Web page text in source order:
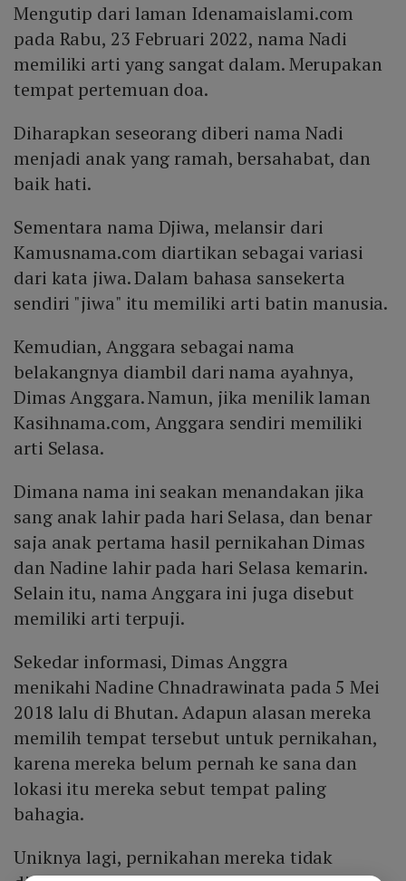
Mengutip dari laman Idenamaislami.com
pada Rabu, 23 Februari 2022, nama Nadi
memiliki arti yang sangat dalam. Merupakan
tempat pertemuan doa.
Diharapkan seseorang diberi nama Nadi
menjadi anak yang ramah, bersahabat, dan
baik hati.
Sementara nama Djiwa, melansir dari
Kamusnama.com diartikan sebagai variasi
dari kata jiwa. Dalam bahasa sansekerta
sendiri "jiwa" itu memiliki arti batin manusia.
Kemudian, Anggara sebagai nama
belakangnya diambil dari nama ayahnya,
Dimas Anggara. Namun, jika menilik laman
Kasihnama.com, Anggara sendiri memiliki
arti Selasa.
Dimana nama ini seakan menandakan jika
sang anak lahir pada hari Selasa, dan benar
saja anak pertama hasil pernikahan Dimas
dan Nadine lahir pada hari Selasa kemarin.
Selain itu, nama Anggara ini juga disebut
memiliki arti terpuji.
Sekedar informasi, Dimas Anggra
menikahi Nadine Chnadrawinata pada 5 Mei
2018 lalu di Bhutan. Adapun alasan mereka
memilih tempat tersebut untuk pernikahan,
karena mereka belum pernah ke sana dan
lokasi itu mereka sebut tempat paling
bahagia.
Uniknya lagi, pernikahan mereka tidak